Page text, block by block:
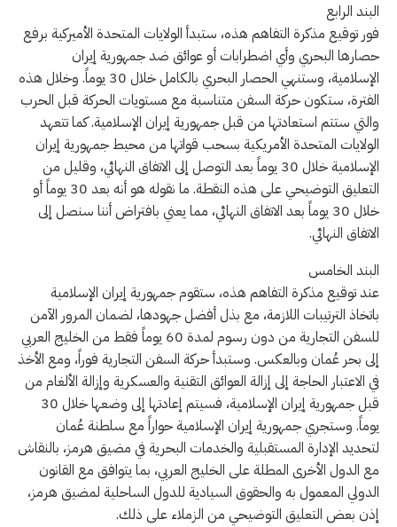
البند الرابع
فور توقيع مذكرة التفاهم هذه، ستبدأ الولايات المتحدة الأميركية برفع
حصارها البحري وأي اضطرابات أو عوائق ضد جمهورية إيران
الإسلامية، وستنهي الحصار البحري بالكامل خلال 30 يوماً. وخلال هذه
الفترة، ستكون حركة السفن متناسبة مع مستويات الحركة قبل الحرب
والتي ستتم استعادتها من قبل جمهورية إيران الإسلامية. كما تتعهد
الولايات المتحدة الأمريكية بسحب قواتها من محيط جمهورية إيران
الإسلامية خلال 30 يوماً بعد التوصل إلى الاتفاق النهائي، وقليل من
التعليق التوضيحي على هذه النقطة. ما نقوله هو أنه بعد 30 يوماً أو
خلال 30 يوماً بعد الاتفاق النهائي، مما يعني بافتراض أننا سنصل إلى
الاتفاق النهائي.
البند الخامس
عند توقيع مذكرة التفاهم هذه، ستقوم جمهورية إيران الإسلامية
باتخاذ الترتيبات اللازمة، مع بذل أفضل جهودها، لضمان المرور الآمن
للسفن التجارية من دون رسوم لمدة 60 يوماً فقط من الخليج العربي
إلى بحر عُمان وبالعكس. وستبدأ حركة السفن التجارية فوراً، ومع الأخذ
في الاعتبار الحاجة إلى إزالة العوائق التقنية والعسكرية وإزالة الألغام من
قبل جمهورية إيران الإسلامية، فسيتم إعادتها إلى وضعها خلال 30
يوماً. وستجري جمهورية إيران الإسلامية حواراً مع سلطنة عُمان
لتحديد الإدارة المستقبلية والخدمات البحرية في مضيق هرمز، بالنقاش
مع الدول الأخرى المطلة على الخليج العربي، بما يتوافق مع القانون
الدولي المعمول به والحقوق السيادية للدول الساحلية لمضيق هرمز،
إذن بعض التعليق التوضيحي من الزملاء على ذلك.